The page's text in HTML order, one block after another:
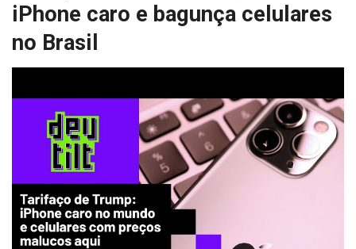
iPhone caro e bagunça celulares
no Brasil